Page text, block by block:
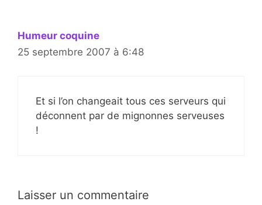
Humeur coquine
25 septembre 2007 à 6:48
Et si l’on changeait tous ces serveurs qui
déconnent par de mignonnes serveuses
!
Laisser un commentaire